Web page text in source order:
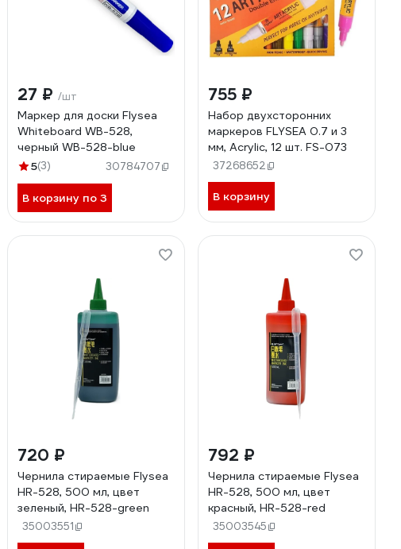
27 ₽ /шт
Маркер для доски Flysea
Whiteboard WB-528,
черный WB-528-blue
5(3) 30784707
В корзину по 3
755 ₽
Набор двухсторонних
маркеров FLYSEA 0.7 и 3
мм, Acrylic, 12 шт. FS-073
37268652
В корзину
720 ₽
Чернила стираемые Flysea
HR-528, 500 мл, цвет
зеленый, HR-528-green
35003551
792 ₽
Чернила стираемые Flysea
HR-528, 500 мл, цвет
красный, HR-528-red
35003545